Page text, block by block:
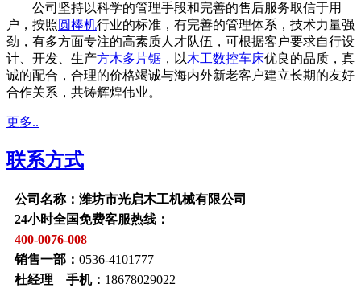
公司坚持以科学的管理手段和完善的售后服务取信于用
户，按照圆棒机行业的标准，有完善的管理体系，技术力量强
劲，有多方面专注的高素质人才队伍，可根据客户要求自行设
计、开发、生产方木多片锯 ，以木工数控车床优良的品质，真
诚的配合，合理的价格竭诚与海内外新老客户建立长期的友好
合作关系，共铸辉煌伟业。
更多..
联系方式
公司名称：潍坊市光启木工机械有限公司
24小时全国免费客服热线：
400-0076-008
销售一部： 0536-4101777
杜经理 手机： 18678029022